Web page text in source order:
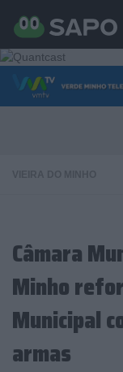
Skip to content
Câmara
Minho
Municipal
armas